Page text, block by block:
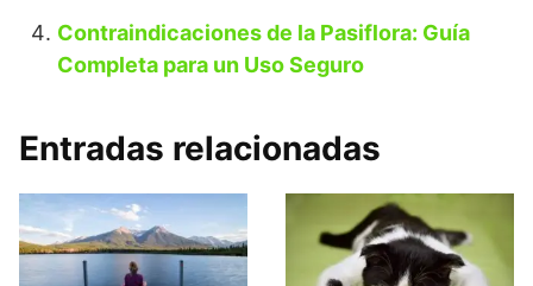
Contraindicaciones de la Pasiflora: Guía
Completa para un Uso Seguro
Entradas relacionadas